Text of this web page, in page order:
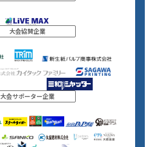
大会協賛企業
大会サポーター企業